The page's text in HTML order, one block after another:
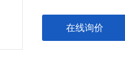
在线询价